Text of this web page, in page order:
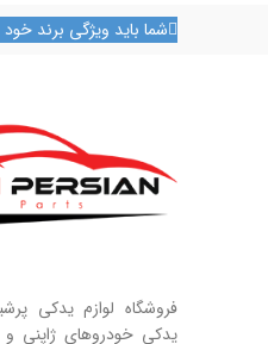
تهران، خیابان
شما باید ویژگی برند
فروشگاه لوازم یدکی
یدکی خودروهای ژاپنی